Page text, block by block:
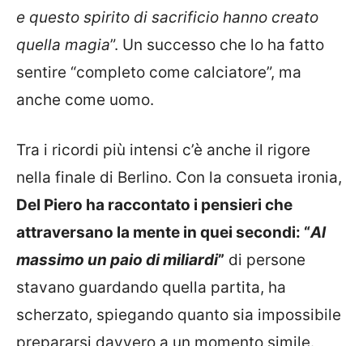
e questo spirito di sacrificio hanno creato
quella magia”. Un successo che lo ha fatto
sentire “completo come calciatore”, ma
anche come uomo.
Tra i ricordi più intensi c’è anche il rigore
nella finale di Berlino. Con la consueta ironia,
Del Piero ha raccontato i pensieri che
attraversano la mente in quei secondi: “Al
massimo un paio di miliardi” di persone
stavano guardando quella partita, ha
scherzato, spiegando quanto sia impossibile